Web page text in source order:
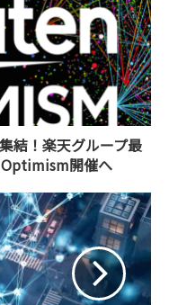
ィアクション」
結！楽天グループ最
開催へ